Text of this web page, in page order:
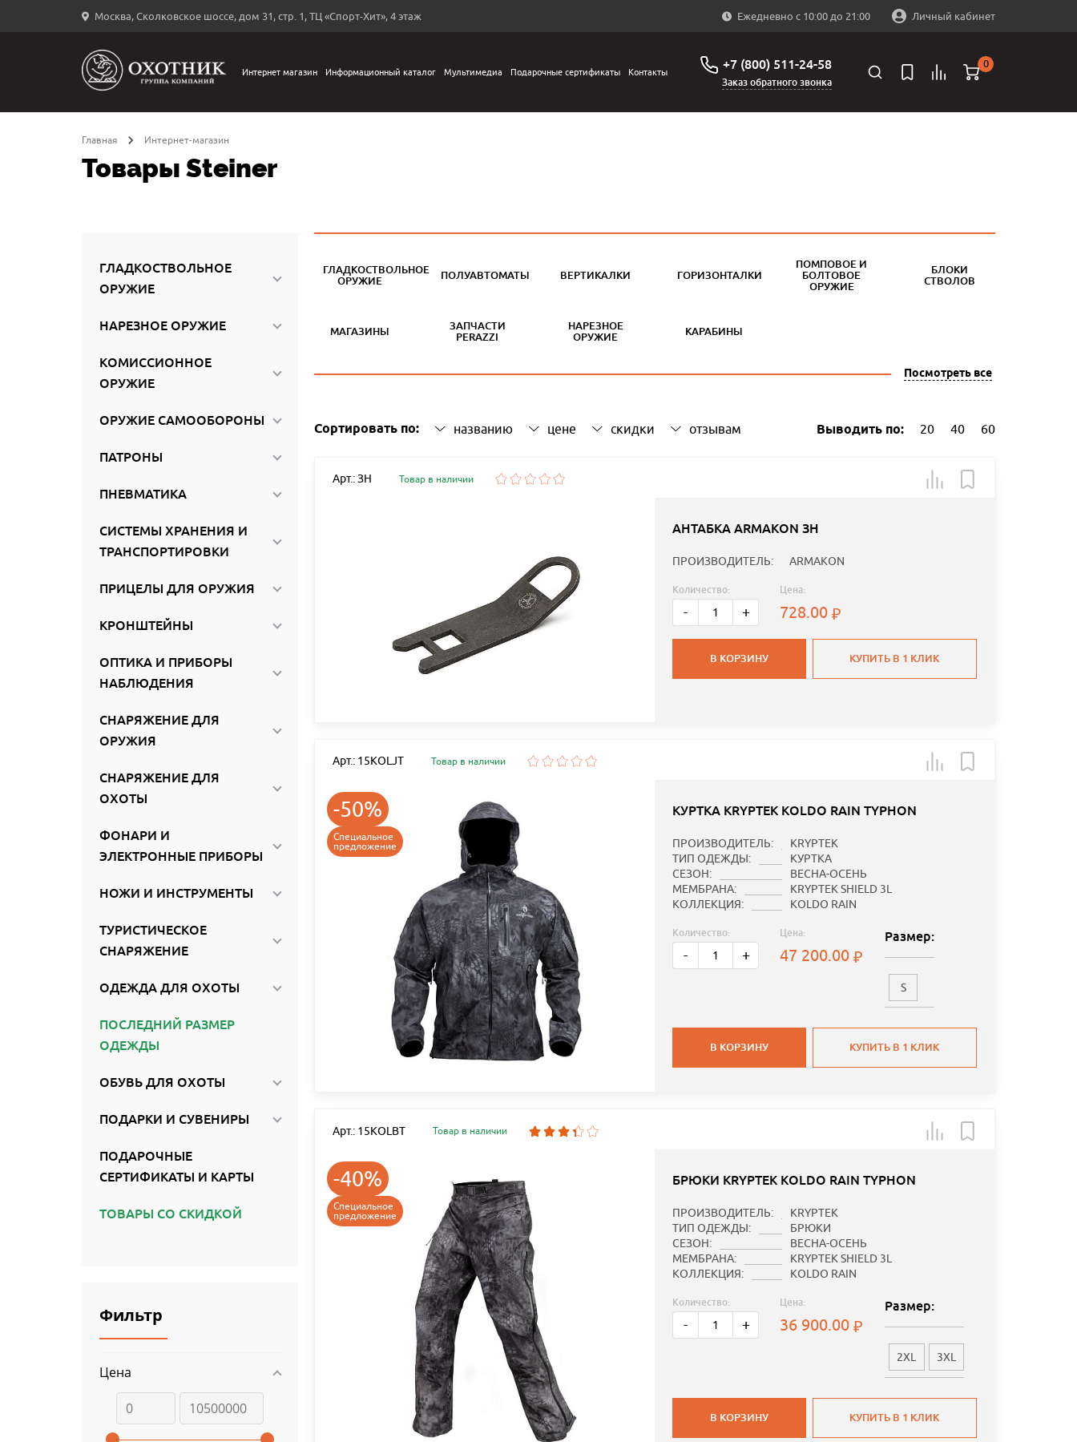
Москва, Сколковское шоссе, дом 31, стр. 1, ТЦ «Спорт-Хит», 4 этаж Ежедневно с 10:00 до 21:00 Личный кабинет
←
Интернет магазин Информационный каталог Мультимедиа Подарочные сертификаты Контакты +7 (800) 511-24-58
Заказ обратного звонка
0
Главная Интернет-магазин
Товары Steiner
ГЛАДКОСТВОЛЬНОЕ
ОРУЖИЕ
НАРЕЗНОЕ ОРУЖИЕ
КОМИССИОННОЕ
ОРУЖИЕ
ОРУЖИЕ САМООБОРОНЫ
ПАТРОНЫ
ПНЕВМАТИКА
СИСТЕМЫ ХРАНЕНИЯ И
ТРАНСПОРТИРОВКИ
ПРИЦЕЛЫ ДЛЯ ОРУЖИЯ
КРОНШТЕЙНЫ
ОПТИКА И ПРИБОРЫ
НАБЛЮДЕНИЯ
СНАРЯЖЕНИЕ ДЛЯ
ОРУЖИЯ
СНАРЯЖЕНИЕ ДЛЯ
ОХОТЫ
ФОНАРИ И
ЭЛЕКТРОННЫЕ ПРИБОРЫ
НОЖИ И ИНСТРУМЕНТЫ
ТУРИСТИЧЕСКОЕ
СНАРЯЖЕНИЕ
ОДЕЖДА ДЛЯ ОХОТЫ
ПОСЛЕДНИЙ РАЗМЕР
ОДЕЖДЫ
ОБУВЬ ДЛЯ ОХОТЫ
ПОДАРКИ И СУВЕНИРЫ
ПОДАРОЧНЫЕ
СЕРТИФИКАТЫ И КАРТЫ
ТОВАРЫ СО СКИДКОЙ
Фильтр
Цена
ГЛАДКОСТВОЛЬНОЕ
ОРУЖИЕ
ПОЛУАВТОМАТЫ ВЕРТИКАЛКИ ГОРИЗОНТАЛКИ
ПОМПОВОЕ И
БОЛТОВОЕ
ОРУЖИЕ
БЛОКИ
СТВОЛОВ
МАГАЗИНЫ
ЗАПЧАСТИ
PERAZZI
НАРЕЗНОЕ
ОРУЖИЕ
КАРАБИНЫ
Посмотреть все
Сортировать по: названию цене скидки отзывам Выводить по: 20 40 60
Арт.: ЗН Товар в наличии
АНТАБКА ARMAKON ЗН
ПРОИЗВОДИТЕЛЬ: ARMAKON
Количество:
- +
Цена:
728.00
В КОРЗИНУ КУПИТЬ В 1 КЛИК
Арт.: 15KOLJT Товар в наличии
-50%
Специальное
предложение
КУРТКА KRYPTEK KOLDO RAIN TYPHON
ПРОИЗВОДИТЕЛЬ:
KRYPTEK
ТИП ОДЕЖДЫ:
КУРТКА
СЕЗОН:
ВЕСНА-ОСЕНЬ
МЕМБРАНА:
KRYPTEK SHIELD 3L
КОЛЛЕКЦИЯ:
KOLDO RAIN
Количество:
- +
Цена:
47 200.00
Размер:
S
В КОРЗИНУ КУПИТЬ В 1 КЛИК
Арт.: 15KOLBT Товар в наличии
-40%
Специальное
предложение
БРЮКИ KRYPTEK KOLDO RAIN TYPHON
ПРОИЗВОДИТЕЛЬ:
KRYPTEK
ТИП ОДЕЖДЫ:
БРЮКИ
СЕЗОН:
ВЕСНА-ОСЕНЬ
МЕМБРАНА:
KRYPTEK SHIELD 3L
КОЛЛЕКЦИЯ:
KOLDO RAIN
Количество:
- +
Цена:
36 900.00
Размер:
2XL 3XL
В КОРЗИНУ КУПИТЬ В 1 КЛИК